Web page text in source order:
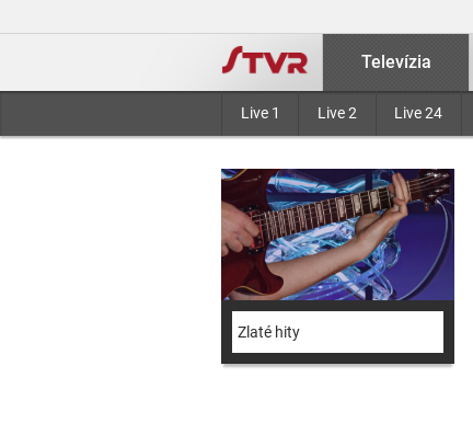
Televízia
Live 1 Live 2 Live 24
Zlaté hity